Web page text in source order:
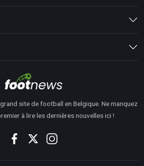
site de football en Belgique. Ne manquez
à lire les dernières nouvelles ici !